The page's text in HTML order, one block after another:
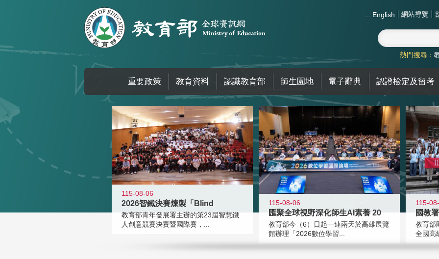
::: English 網站導覽
熱門搜尋：
重要政策 教育資料 認識教育部 師生園地 電子辭典 認證檢定及留考
:::
115-08-06
2026智鐵決賽煉製「Blind
教育部青年發展署主辦的第23屆智慧鐵
人創意競賽決賽暨國際賽，...
115-08-06
匯聚全球視野深化師生AI素養 20
教育部今（6）日起一連兩天於高雄展覽
館辦理「2026數位學習...
115-
教育部
全國高